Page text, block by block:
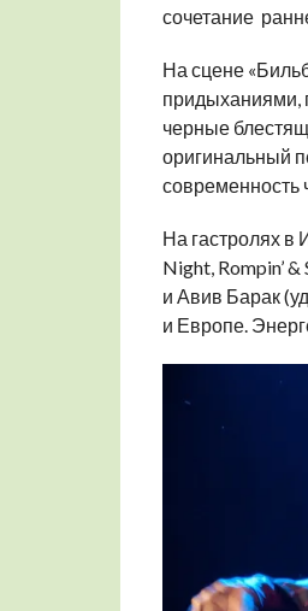
сочетание
На сцене
придыханиями,
черные
оригинальный
современность
На гастролях в
Night, Rompin’
и Авив Барак
и Европе.